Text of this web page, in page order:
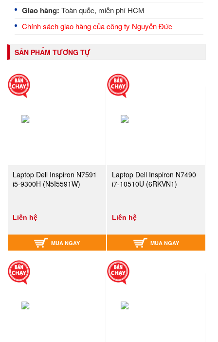
Giao hàng: Toàn quốc, miễn phí HCM
Chính sách giao hàng của công ty Nguyễn Đức
SẢN PHẨM TƯƠNG TỰ
Laptop Dell Inspiron N7591
i5-9300H (N5I5591W)
Liên hệ
MUA NGAY
Laptop Dell Inspiron N7490
i7-10510U (6RKVN1)
Liên hệ
MUA NGAY